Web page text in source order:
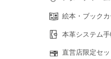
絵本・ブックカ
本革システム
直営店限定セ